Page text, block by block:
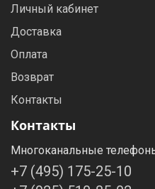
Личный кабинет
Доставка
Оплата
Возврат
Контакты
Контакты
Многоканальные
+7 (495) 175-25-10